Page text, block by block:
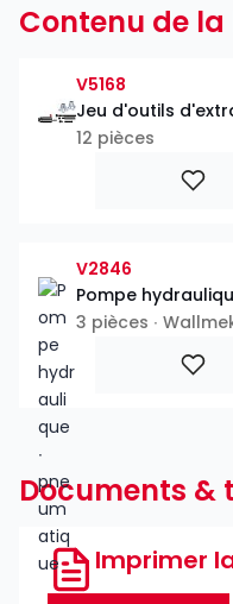
Contenu de
V5168
Jeu d'outils
12 pièces
V2846
Pompe
3 pièces ∙
Documents &
Imprimer